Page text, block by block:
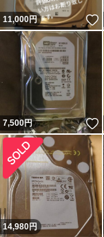
11,000円
7,500円
14,980円